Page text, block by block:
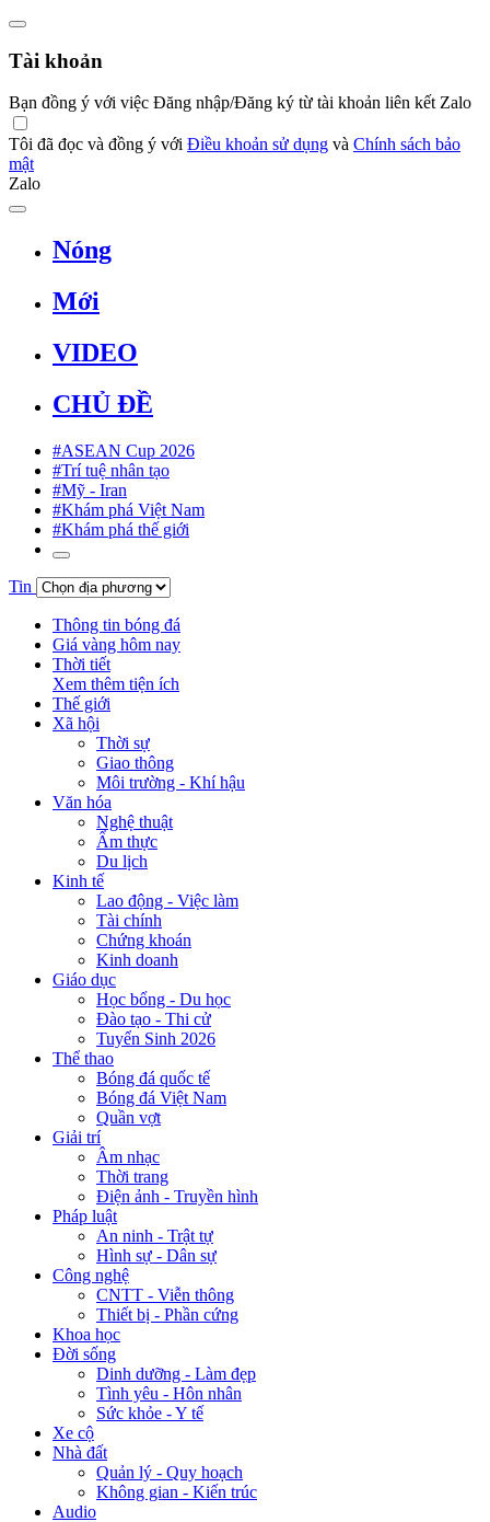
Tài khoản
Bạn đồng ý với việc Đăng nhập/Đăng ký từ tài khoản liên kết Zalo
Tôi đã đọc và đồng ý với Điều khoản sử dụng và Chính sách bảo
mật
Zalo
Nóng
Mới
VIDEO
CHỦ ĐỀ
#ASEAN Cup 2026
#Trí tuệ nhân tạo
#Mỹ - Iran
#Khám phá Việt Nam
#Khám phá thế giới
Tin
Thông tin bóng đá
Giá vàng hôm nay
Thời tiết
Xem thêm tiện ích
Thế giới
Xã hội
Thời sự
Giao thông
Môi trường - Khí hậu
Văn hóa
Nghệ thuật
Ẩm thực
Du lịch
Kinh tế
Lao động - Việc làm
Tài chính
Chứng khoán
Kinh doanh
Giáo dục
Học bổng - Du học
Đào tạo - Thi cử
Tuyển Sinh 2026
Thể thao
Bóng đá quốc tế
Bóng đá Việt Nam
Quần vợt
Giải trí
Âm nhạc
Thời trang
Điện ảnh - Truyền hình
Pháp luật
An ninh - Trật tự
Hình sự - Dân sự
Công nghệ
CNTT - Viễn thông
Thiết bị - Phần cứng
Khoa học
Đời sống
Dinh dưỡng - Làm đẹp
Tình yêu - Hôn nhân
Sức khỏe - Y tế
Xe cộ
Nhà đất
Quản lý - Quy hoạch
Không gian - Kiến trúc
Audio